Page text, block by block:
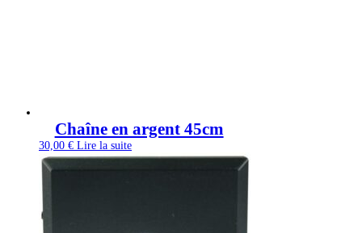
Chaîne en argent 45cm
30,00 € Lire la suite